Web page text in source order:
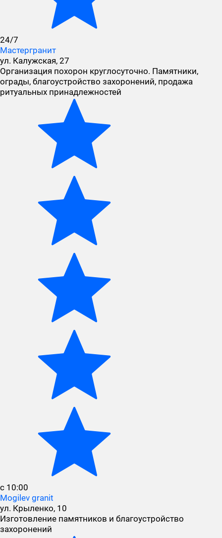
24/7
Мастергранит
ул. Калужская, 27
Организация похорон круглосуточно. Памятники,
ограды, благоустройство захоронений, продажа
ритуальных принадлежностей
с 10:00
Mogilev granit
ул. Крыленко, 10
Изготовление памятников и благоустройство
захоронений